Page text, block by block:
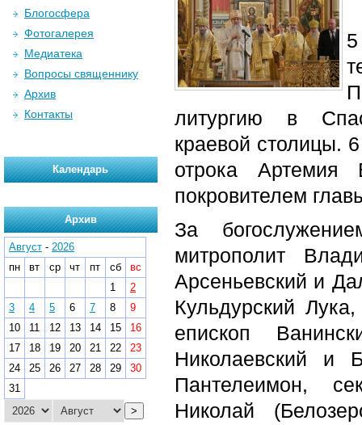
литургию в
краевой столицы.
отрока Артемия
покровителем
За
митрополит
Арсеньевский и
Кульдурский
епископ
Николаевский и
Пантелеимон,
Николай
Блогосфера
Фотогалерея
Медиатека
Вопросы священнику
Архив
Контакты
Календарь
Архив
Август - 2026
пн
вт ср чт пт сб
вс
1
2
3
4 5 6 7 8
9
10
11 12 13 14 15
16
17
18 19 20 21 22
23
24
25 26 27 28 29
30
31
>